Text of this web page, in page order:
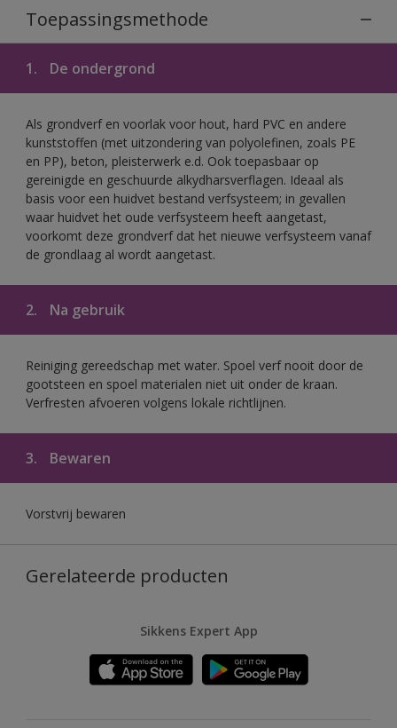
Toepassingsmethode
1. De ondergrond
Als grondverf en voorlak voor hout, hard PVC en andere
kunststoffen (met uitzondering van polyolefinen, zoals PE
en PP), beton, pleisterwerk e.d. Ook toepasbaar op
gereinigde en geschuurde alkydharsverflagen. Ideaal als
basis voor een huidvet bestand verfsysteem; in gevallen
waar huidvet het oude verfsysteem heeft aangetast,
voorkomt deze grondverf dat het nieuwe verfsysteem vanaf
de grondlaag al wordt aangetast.
2. Na gebruik
Reiniging gereedschap met water. Spoel verf nooit door de
gootsteen en spoel materialen niet uit onder de kraan.
Verfresten afvoeren volgens lokale richtlijnen.
3. Bewaren
Vorstvrij bewaren
Gerelateerde producten
Sikkens Expert App